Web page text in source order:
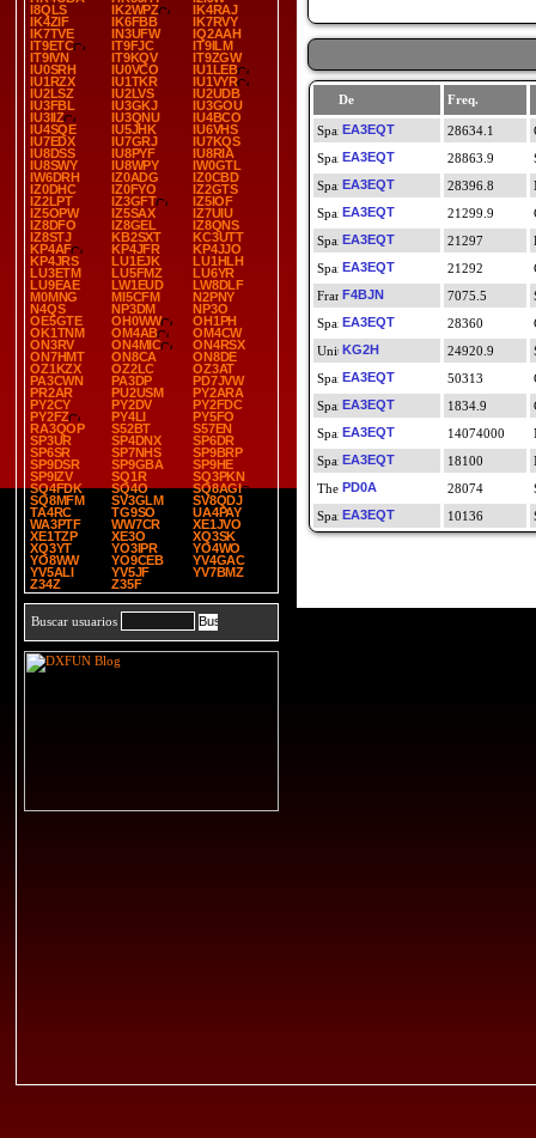
I8QLS
IK2WPZ
IK4RAJ
IK4ZIF
IK6FBB
IK7RVY
IK7TVE
IN3UFW
IQ2AAH
IT9ETC
IT9FJC
IT9ILM
IT9IVN
IT9KQV
IT9ZGW
IU0SRH
IU0VCO
IU1LEB
IU1RZX
IU1TKR
IU1VYR
IU2LSZ
IU2LVS
IU2UDB
IU3FBL
IU3GKJ
IU3GOU
IU3IIZ
IU3QNU
IU4BCO
IU4SQE
IU5JHK
IU6VHS
IU7EDX
IU7GRJ
IU7KQS
IU8DSS
IU8PYF
IU8RIA
IU8SWY
IU8WPY
IW0GTL
IW6DRH
IZ0ADG
IZ0CBD
IZ0DHC
IZ0FYO
IZ2GTS
IZ2LPT
IZ3GFT
IZ5IOF
IZ5OPW
IZ5SAX
IZ7UIU
IZ8DFO
IZ8GEL
IZ8QNS
IZ8STJ
KB2SXT
KC3UTT
KP4AF
KP4JFR
KP4JJO
KP4JRS
LU1EJK
LU1HLH
LU3ETM
LU5FMZ
LU6YR
LU9EAE
LW1EUD
LW8DLF
M0MNG
MI5CFM
N2PNY
N4QS
NP3DM
NP3O
OE5GTE
OH0WW
OH1PH
OK1TNM
OM4AB
OM4CW
ON3RV
ON4MIC
ON4RSX
ON7HMT
ON8CA
ON8DE
OZ1KZX
OZ2LC
OZ3AT
PA3CWN
PA3DP
PD7JVW
PR2AR
PU2USM
PY2ARA
PY2CY
PY2DV
PY2FDC
PY2FZ
PY4LI
PY5FO
RA3QOP
S52BT
S57EN
SP3UR
SP4DNX
SP6DR
SP6SR
SP7NHS
SP9BRP
SP9DSR
SP9GBA
SP9HE
SP9IZV
SQ1R
SQ3PKN
SQ4FDK
SQ4O
SQ8AGI
SQ8MFM
SV3GLM
SV8QDJ
TA4RC
TG9SO
UA4PAY
WA3PTF
WW7CR
XE1JVO
XE1TZP
XE3O
XQ3SK
XQ3YT
YO3IPR
YO4WO
YO8WW
YO9CEB
YV4GAC
YV5ALI
YV5JF
YV7BMZ
Z34Z
Z35F
Buscar usuarios
De Freq.
EA3EQT
28634.1
EA3EQT
28863.9
EA3EQT
28396.8
EA3EQT
21299.9
EA3EQT
21297
EA3EQT
21292
F4BJN
7075.5
EA3EQT
28360
KG2H
24920.9
EA3EQT
50313
EA3EQT
1834.9
EA3EQT
14074000
EA3EQT
18100
PD0A
28074
EA3EQT
10136